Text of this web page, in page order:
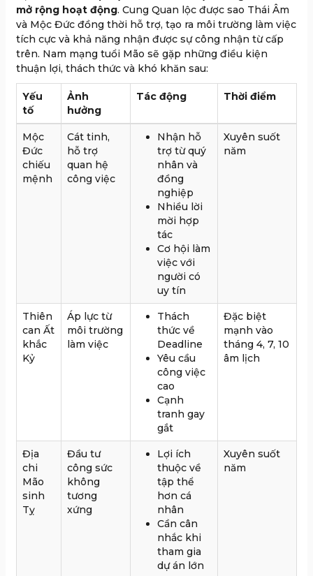
mở rộng hoạt động. Cung Quan lộc được sao Thái Âm
và Mộc Đức đồng thời hỗ trợ, tạo ra môi trường làm việc
tích cực và khả năng nhận được sự công nhận từ cấp
trên. Nam mạng tuổi Mão sẽ gặp những điều kiện
thuận lợi, thách thức và khó khăn sau:
Yếu
tố
Ảnh
hưởng
Tác động Thời điểm
Mộc
Đức
chiếu
mệnh
Cát tinh,
hỗ trợ
quan hệ
công việc
Nhận hỗ
trợ từ quý
nhân và
đồng
nghiệp
Nhiều lời
mời hợp
tác
Cơ hội làm
việc với
người có
uy tín
Xuyên suốt
năm
Thiên
can Ất
khắc
Kỷ
Áp lực từ
môi trường
làm việc
Thách
thức về
Deadline
Yêu cầu
công việc
cao
Cạnh
tranh gay
gắt
Đặc biệt
mạnh vào
tháng 4, 7, 10
âm lịch
Địa
chi
Mão
sinh
Tỵ
Đầu tư
công sức
không
tương
xứng
Lợi ích
thuộc về
tập thể
hơn cá
nhân
Cần cân
nhắc khi
tham gia
dự án lớn
Xuyên suốt
năm